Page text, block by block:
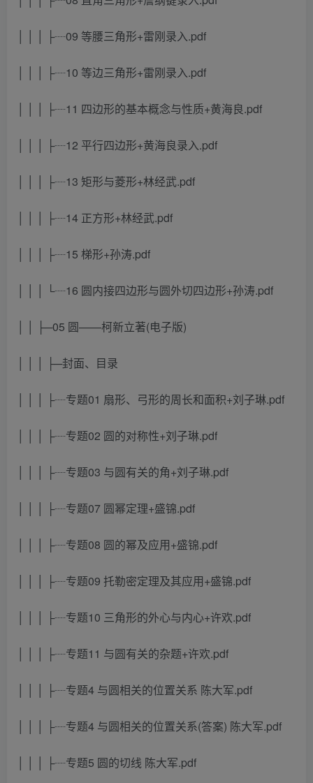
│ │ │ ├┈09 等腰三角形+雷刚录入.pdf
│ │ │ ├┈10 等边三角形+雷刚录入.pdf
│ │ │ ├┈11 四边形的基本概念与性质+黄海良.pdf
│ │ │ ├┈12 平行四边形+黄海良录入.pdf
│ │ │ ├┈13 矩形与菱形+林经武.pdf
│ │ │ ├┈14 正方形+林经武.pdf
│ │ │ ├┈15 梯形+孙涛.pdf
│ │ │ └┈16 圆内接四边形与圆外切四边形+孙涛.pdf
│ │ ├─05 圆——柯新立著(电子版)
│ │ │ ├─封面、目录
│ │ │ ├┈专题01 扇形、弓形的周长和面积+刘子琳.pdf
│ │ │ ├┈专题02 圆的对称性+刘子琳.pdf
│ │ │ ├┈专题03 与圆有关的角+刘子琳.pdf
│ │ │ ├┈专题07 圆幂定理+盛锦.pdf
│ │ │ ├┈专题08 圆的幂及应用+盛锦.pdf
│ │ │ ├┈专题09 托勒密定理及其应用+盛锦.pdf
│ │ │ ├┈专题10 三角形的外心与内心+许欢.pdf
│ │ │ ├┈专题11 与圆有关的杂题+许欢.pdf
│ │ │ ├┈专题4 与圆相关的位置关系 陈大军.pdf
│ │ │ ├┈专题4 与圆相关的位置关系(答案) 陈大军.pdf
│ │ │ ├┈专题5 圆的切线 陈大军.pdf